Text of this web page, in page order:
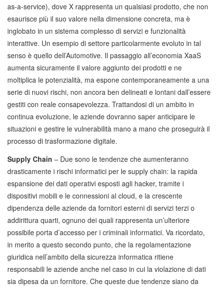
as-a-service), dove X rappresenta un qualsiasi prodotto, che non
esaurisce più il suo valore nella dimensione concreta, ma è
inglobato in un sistema complesso di servizi e funzionalità
interattive. Un esempio di settore particolarmente evoluto in tal
senso è quello dell’Automotive. Il passaggio all’economia XaaS
aumenta sicuramente il valore aggiunto dei prodotti e ne
moltiplica le potenzialità, ma espone contemporaneamente a una
serie di nuovi rischi, non ancora ben delineati e lontani dall’essere
gestiti con reale consapevolezza. Trattandosi di un ambito in
continua evoluzione, le aziende dovranno saper anticipare le
situazioni e gestire le vulnerabilità mano a mano che proseguirà il
processo di trasformazione digitale.
Supply Chain – Due sono le tendenze che aumenteranno
drasticamente i rischi informatici per le supply chain: la rapida
espansione dei dati operativi esposti agli hacker, tramite i
dispositivi mobili e le connessioni al cloud, e la crescente
dipendenza delle aziende da fornitori esterni di servizi terzi o
addirittura quarti, ognuno dei quali rappresenta un’ulteriore
possibile porta d’accesso per i criminali informatici. Va ricordato,
in merito a questo secondo punto, che la regolamentazione
giuridica nell’ambito della sicurezza informatica ritiene
responsabili le aziende anche nel caso in cui la violazione di dati
sia dipesa da un fornitore. Che queste due tendenze siano da